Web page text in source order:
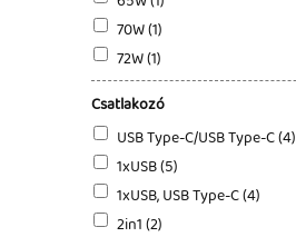
70W (1)
72W (1)
Csatlakozó
USB Type-C/USB Type-C (4)
1xUSB (5)
1xUSB, USB Type-C (4)
2in1 (2)